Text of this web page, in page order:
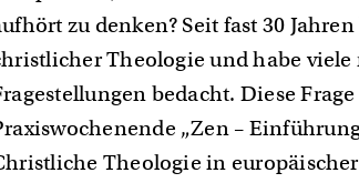
zu denken? Seit fast 30
Theologie und habe
bedacht. Diese
„Zen –
Theologie in